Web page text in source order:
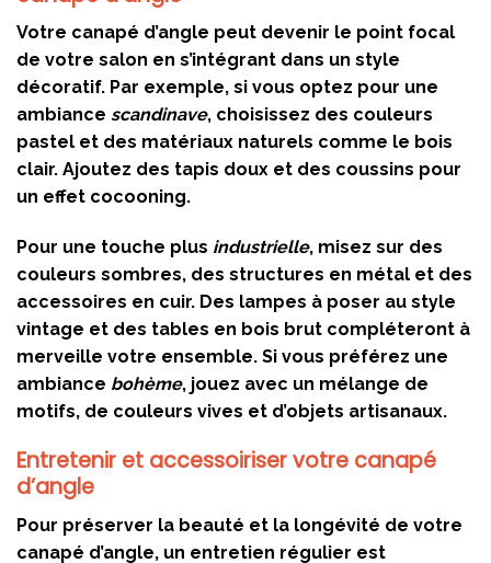
Votre canapé d’angle peut devenir le point focal
de votre salon en s’intégrant dans un style
décoratif. Par exemple, si vous optez pour une
ambiance scandinave, choisissez des couleurs
pastel et des matériaux naturels comme le bois
clair. Ajoutez des tapis doux et des coussins pour
un effet cocooning.
Pour une touche plus industrielle, misez sur des
couleurs sombres, des structures en métal et des
accessoires en cuir. Des lampes à poser au style
vintage et des tables en bois brut compléteront à
merveille votre ensemble. Si vous préférez une
ambiance bohème, jouez avec un mélange de
motifs, de couleurs vives et d’objets artisanaux.
Entretenir et accessoiriser votre canapé
d’angle
Pour préserver la beauté et la longévité de votre
canapé d’angle, un entretien régulier est